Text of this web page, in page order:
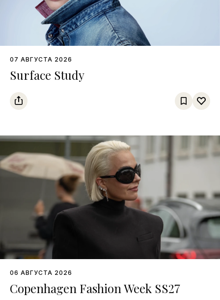
07 АВГУСТА 2026
Surface Study
06 АВГУСТА 2026
Copenhagen Fashion Week SS27